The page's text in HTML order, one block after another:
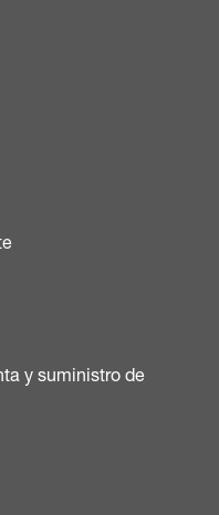
y suministro de